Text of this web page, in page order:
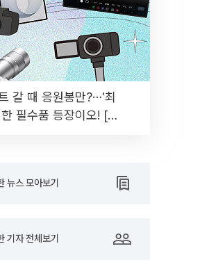
갈 때 응원봉만?⋯'최
필수품 등장이오! [솔
뉴스 모아보기
기자 전체보기